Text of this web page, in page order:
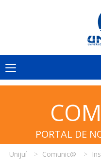
PORTAL DE
Unijuí Comunic@